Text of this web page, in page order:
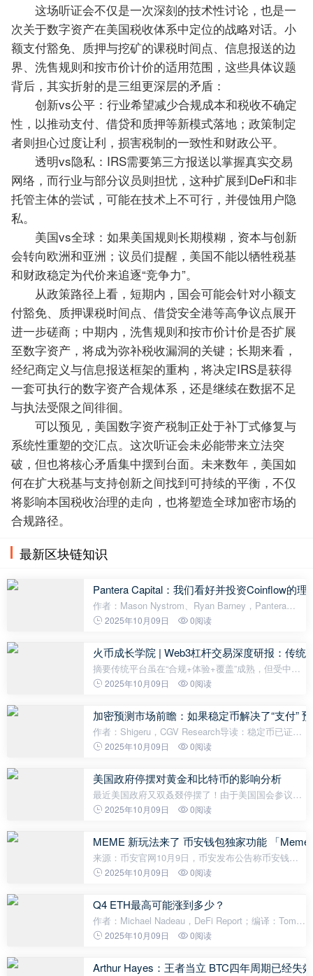
这场听证会不仅是一次深刻的技术性讨论，也是一
次关于数字资产在美国税收体系中定位的战略对话。小
额支付豁免、质押与挖矿的课税时间点、信息报送的边
界、洗售规则和按市价计价的适用范围，这些具体议题
背后，其实折射的是三组更深层的矛盾：
创新vs公平：行业希望减少合规成本和税收不确定
性，以推动支付、借贷和质押等新模式落地；政策制定
者则担心过度让利，损害税制的一致性和财政公平。
透明vs隐私：IRS需要第三方报送以掌握真实交易
网络，而行业与部分议员则担忧，这种扩展到DeFi和非
托管主体的尝试，可能在技术上不可行，并侵蚀用户隐
私。
美国vs全球：如果美国规则长期模糊，资本与创新
会转向欧洲和亚洲；议员们提醒，美国不能以牺牲税基
和财政稳定为代价来追逐“竞争力”。
从政策路径上看，短期内，国会可能会针对小额支
付豁免、质押课税时间点、借贷安全港等高争议点展开
进一步磋商；中期内，洗售规则和按市价计价是否扩展
至数字资产，将成为弥补税收漏洞的关键；长期来看，
经纪商定义与信息报送框架的重构，将决定IRS是获得
一套可执行的数字资产合规体系，还是继续在数据不足
与执法受限之间徘徊。
可以预见，美国数字资产税制正处于补丁式修复与
系统性重塑的交汇点。这次听证会未必能带来立法突
破，但也将核心矛盾集中摆到台面。未来数年，美国如
何在扩大税基与支持创新之间找到可持续的平衡，不仅
将影响本国税收治理的走向，也将塑造全球加密市场的
合规路径。
最新区块链知识
Pantera Capital：我们看好并投资Coinflow的理
作者：Mason Nystrom、Ryan Barney，Pantera
Capital合伙人；编译：eBay 雇用的第一位员工是负
于需要一名全职员工来协助公司运营和处
2025年10月09日 0阅读
火币成长学院 | Web3杠杆交易深度研
摘要传统平台虽在“合规+体验+覆盖”成熟，但受中心
化托管、透明度不足、清算时滞与地域壁垒制约。
预言机、部分清算、统一抵押
2025年10月09日 0阅读
加密预测市场前瞻：如果稳定币解决了“支付”
作者：Shigeru，CGV Research导读：稳定币已证明
加密的“支付价值”，而预测市场正试图证明“信息价
升，成为最接近真实世界应用的赛道
2025年10月09日 0阅读
美国政府停摆对黄金和比特币的影响分析
最近美国政府又双叒叕停摆了！由于美国国会参议院
未能在 9 月 30日通过临时拨款法案，美国联邦政府
作为资深金融搬砖人，今天就
2025年10月09日 0阅读
MEME 新玩法来了 币安钱包独家功能 「
来源：币安官网10月9日，币安发布公告称币安钱包
正式上线独家功能 “Meme Rush”，与MEME币发行平
户打造高潜力 MEME 代币发现与参与渠道
2025年10月09日 0阅读
Q4 ETH最高可能涨到多少？
作者：Michael Nadeau，DeFi Report；编译：Tom
Lee在韩国区块链周上刚刚提出了一个6万美元
超级周期。如果他是对的，这将以波浪形式展
2025年10月09日 0阅读
Arthur Hayes：王者当立 BTC四年周期已经失